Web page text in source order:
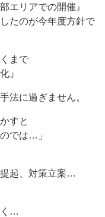
エリアでの開催』
たのが今年度方針で
まで
』
法に過ぎません。
すと
は…」
起、対策立案…
く…